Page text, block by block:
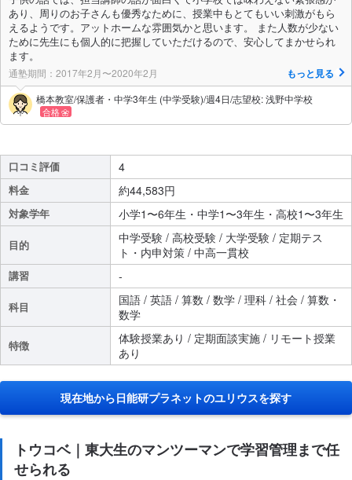
あり、周りのお子さんも優秀なために、授業中もとてもいい刺激がもら
えるようです。アットホームな雰囲気かと思います。 また人数が少ない
ために先生にも個人的に把握していただけるので、安心してまかせられ
ます。
通塾期間：2017年2月〜2020年2月 もっと見る
橋本教室/保護者・中学3年生 (中学受験)/週4日/志望校: 浅野中学校
合格
口コミ評価 4
料金 約44,583円
対象学年 小学1〜6年生・中学1〜3年生・高校1〜3年生
目的
中学受験 / 高校受験 / 大学受験 / 定期テス
ト・内申対策 / 中高一貫校
講習 -
科目
国語 / 英語 / 算数 / 数学 / 理科 / 社会 / 算数・
数学
特徴
体験授業あり / 定期面談実施 / リモート授業
あり
現在地から日能研プラネットのユリウスを探す
トウコベ｜東大生のマンツーマンで学習管理まで任
せられる